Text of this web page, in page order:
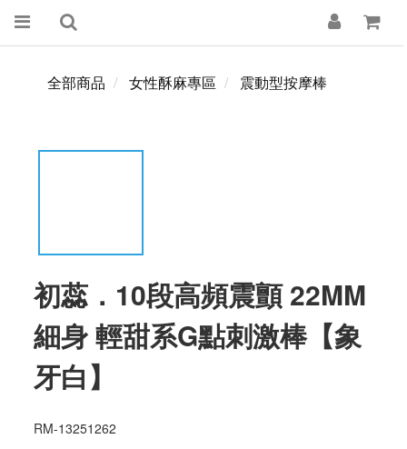
全部商品 女性酥麻專區 震動型按摩棒
初蕊．10段高頻震顫 22MM
細身 輕甜系G點刺激棒【象
牙白】
RM-13251262